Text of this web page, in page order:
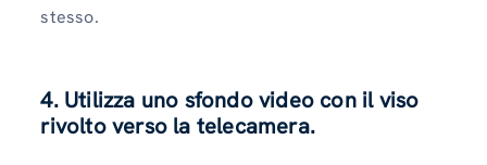
stesso.
4. Utilizza uno sfondo video con il viso
rivolto verso la telecamera.